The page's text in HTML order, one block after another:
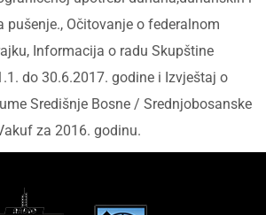
pušenje., Očitovanje o federalnom
Informacija o radu Skupštine
do 30.6.2017. godine i Izvještaj o
Središnje Bosne / Srednjobosanske
za 2016. godinu.